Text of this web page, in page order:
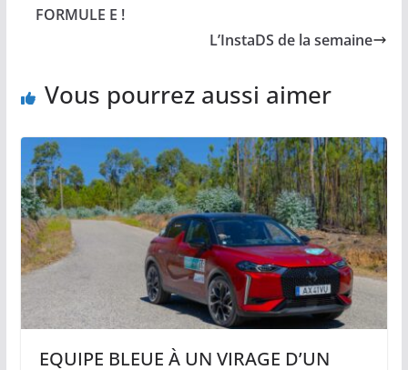
FORMULE E !
L’InstaDS de la semaine
Vous pourrez aussi aimer
EQUIPE BLEUE À UN VIRAGE D’UN